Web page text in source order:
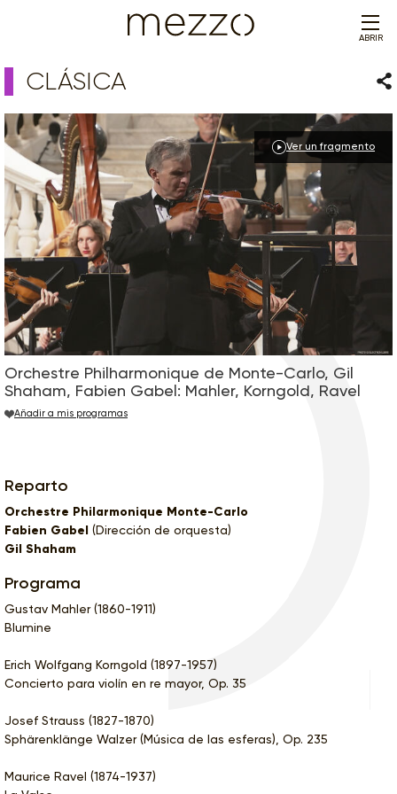
ABRIR
CLÁSICA
Orchestre Philharmonique de Monte-Carlo, Gil
Shaham, Fabien Gabel: Mahler, Korngold, Ravel
Ver un fragmento
Añadir a mis programas
Reparto
Orchestre Philarmonique Monte-Carlo
Fabien Gabel (Dirección de orquesta)
Gil Shaham
Programa
Gustav Mahler (1860-1911)
Blumine
Erich Wolfgang Korngold (1897-1957)
Concierto para violín en re mayor, Op. 35
Josef Strauss (1827-1870)
Sphärenklänge Walzer (Música de las esferas), Op. 235
Maurice Ravel (1874-1937)